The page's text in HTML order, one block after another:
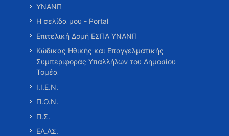
ΥΝΑΝΠ
Η σελίδα μου - Portal
Επιτελική Δομή ΕΣΠΑ ΥΝΑΝΠ
Κώδικας Ηθικής και Επαγγελματικής
Συμπεριφοράς Υπαλλήλων του Δημοσίου
Τομέα
Ι.Ι.Ε.Ν.
Π.Ο.Ν.
Π.Σ.
ΕΛ.ΑΣ.